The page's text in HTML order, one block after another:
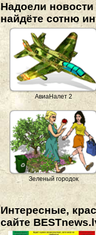
Надоели
найдёте сотню
АвиаНалет 2
Зеленый городок
Интересные,
сайте